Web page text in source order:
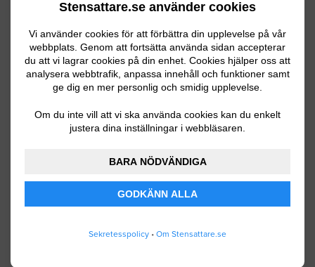
Stensattare.se använder cookies
Vi använder cookies för att förbättra din upplevelse på vår
webbplats. Genom att fortsätta använda sidan accepterar
du att vi lagrar cookies på din enhet. Cookies hjälper oss att
analysera webbtrafik, anpassa innehåll och funktioner samt
ge dig en mer personlig och smidig upplevelse.
Om du inte vill att vi ska använda cookies kan du enkelt
justera dina inställningar i webbläsaren.
BARA NÖDVÄNDIGA
GODKÄNN ALLA
Sekretesspolicy • Om Stensattare.se
utmed gräskant. Innebär att 12 - 13 cm
ska grävas bort fyllas med lämplig sand
sedan marksten ca.
Linköping 06.02.2026 12:38
Stensättning / Marksten
en altan och ett garage. 6 stenskivor är
120x60 3 stenskivor är 60x60. Marken
är relativt platt och jämn med utlagd